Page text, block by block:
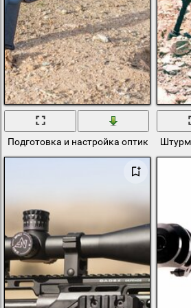
Подготовка и настройка оптики